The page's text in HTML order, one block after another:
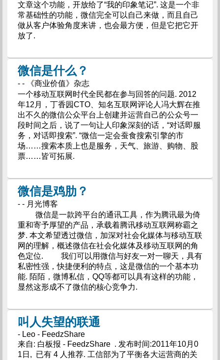
文章这个功能，开放给了“我的印象笔记”. 这是一个非
常基础性的功能，微信完全可以自己来做，而且自己
做从客户体验角度来讲，也会最方便，但是它把它开
放了.
微信是什么？
- - 《商业价值》杂志
一个移动互联网时代全民都在参与回答的问题. 2012
年12月，丁香园CTO、知名互联网评论人冯大辉在推
出不久的微信公众平台上创建并运营自己的公众号一
段时间之后，说了一句让人印象深刻的话，“对话即服
务，对话即搜索”. “微信一定会蚕食搜索引擎的市
场……搜索本质上也是服务，天气、旅游、购物、股
票……皆可拓展.
微信是鸡肋？
- - 月光博客
微信是一款跨平台的通讯工具，作为腾讯最为倚
重和寄予厚望的产品，承载着腾讯移动互联网称霸之
梦. 本文希望透过微信，加深对社会化媒体与移动互联
网的理解，概述微信在社会化媒体及移动互联网的角
色定位. 我们可以用微信与好友一对一聊天，具有
私密性强，快捷便利的特点，这是微信的一个基本功
能. 陌陌，微博私信，QQ等都可以具有这样的功能，
显然这形成不了微信的核心竞争力.
叫人失望的联通
- Leo - FeedzShare
来自: 白板报 - FeedzShare . 发布时间:2011年10月0
1日, 已有 4 人推荐. 工信部为了平衡各大运营商的关